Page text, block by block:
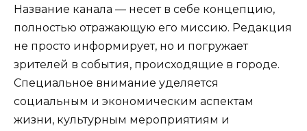
Название канала — несет в себе концепцию,
полностью отражающую его миссию. Редакция
не просто информирует, но и погружает
зрителей в события, происходящие в городе.
Специальное внимание уделяется
социальным и экономическим аспектам
жизни, культурным мероприятиям и